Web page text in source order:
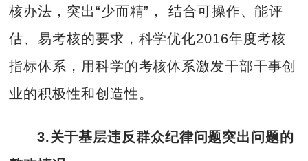
核办法，突出“少而精”， 结合可操作、能评
估、易考核的要求，科学优化2016年度考核
指标体系，用科学的考核体系激发干部干事创
业的积极性和创造性。
3.关于基层违反群众纪律问题突出问题的